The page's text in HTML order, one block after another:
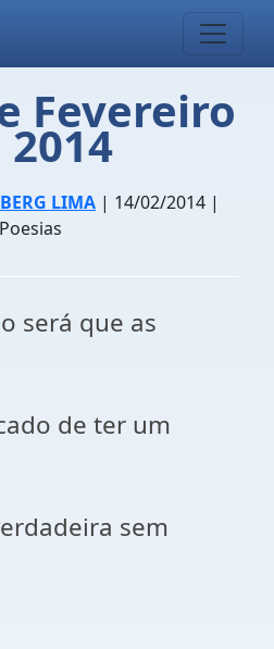
Fevereiro
LIMA | 14/02/2014 |
Poesias
será que as
de ter um
sem